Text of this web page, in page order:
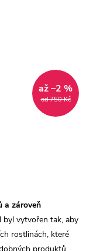
od 750 Kč
až –2 %
a zároveň
byl vytvořen tak, aby
rostlinách, které